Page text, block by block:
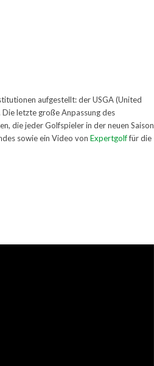
aufgestellt: der USGA (United
letzte große Anpassung des
die jeder Golfspieler in der neuen Saison
sowie ein Video vonExpertgolffür die